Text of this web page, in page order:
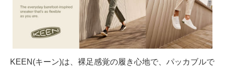
KEEN(キーン)は、裸足感覚の履き心地で、パッカブルで